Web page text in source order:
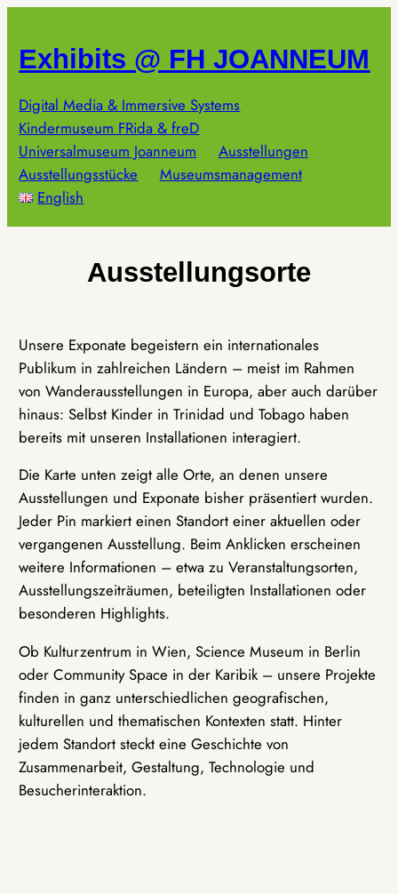
springen
Exhibits @ FH JOANNEUM
Digital Media & Immersive Systems
Kindermuseum FRida & freD
Universalmuseum Joanneum
Ausstellungen
Ausstellungsstücke
Museumsmanagement
English
Ausstellungsorte
Unsere Exponate begeistern ein internationales
Publikum in zahlreichen Ländern – meist im Rahmen
von Wanderausstellungen in Europa, aber auch darüber
hinaus: Selbst Kinder in Trinidad und Tobago haben
bereits mit unseren Installationen interagiert.
Die Karte unten zeigt alle Orte, an denen unsere
Ausstellungen und Exponate bisher präsentiert wurden.
Jeder Pin markiert einen Standort einer aktuellen oder
vergangenen Ausstellung. Beim Anklicken erscheinen
weitere Informationen – etwa zu Veranstaltungsorten,
Ausstellungszeiträumen, beteiligten Installationen oder
besonderen Highlights.
Ob Kulturzentrum in Wien, Science Museum in Berlin
oder Community Space in der Karibik – unsere Projekte
finden in ganz unterschiedlichen geografischen,
kulturellen und thematischen Kontexten statt. Hinter
jedem Standort steckt eine Geschichte von
Zusammenarbeit, Gestaltung, Technologie und
Besucherinteraktion.